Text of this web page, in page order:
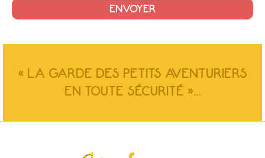
« LA GARDE DES PETITS AVENTURIERS
EN TOUTE SÉCURITÉ »…